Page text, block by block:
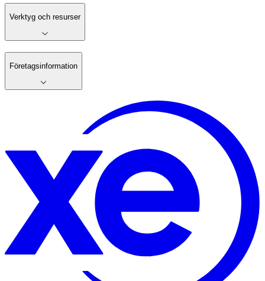
Verktyg och resurser
Företagsinformation